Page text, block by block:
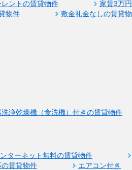
レントの賃貸物件
家賃3万
物件 敷金礼金なしの賃貸
洗浄乾燥機（食洗機）付きの賃貸物件
ターネット無料の賃貸物件
賃貸物件 エアコン付き